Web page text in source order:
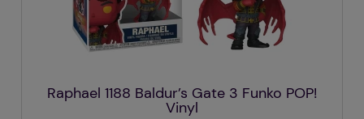
Raphael 1188 Baldur’s Gate 3 Funko POP!
Vinyl